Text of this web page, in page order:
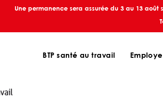
Une permanence sera assurée du 3 au 13
BTP santé au travail